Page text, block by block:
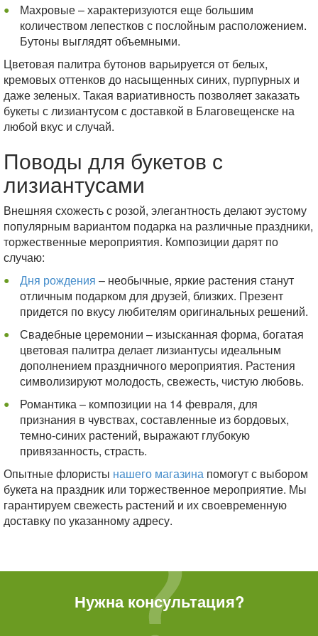
Махровые – характеризуются еще большим
количеством лепестков с послойным расположением.
Бутоны выглядят объемными.
Цветовая палитра бутонов варьируется от белых,
кремовых оттенков до насыщенных синих, пурпурных и
даже зеленых. Такая вариативность позволяет заказать
букеты с лизиантусом с доставкой в Благовещенске на
любой вкус и случай.
Поводы для букетов с
лизиантусами
Внешняя схожесть с розой, элегантность делают эустому
популярным вариантом подарка на различные праздники,
торжественные мероприятия. Композиции дарят по
случаю:
Дня рождения – необычные, яркие растения станут
отличным подарком для друзей, близких. Презент
придется по вкусу любителям оригинальных решений.
Свадебные церемонии – изысканная форма, богатая
цветовая палитра делает лизиантусы идеальным
дополнением праздничного мероприятия. Растения
символизируют молодость, свежесть, чистую любовь.
Романтика – композиции на 14 февраля, для
признания в чувствах, составленные из бордовых,
темно-синих растений, выражают глубокую
привязанность, страсть.
Опытные флористы нашего магазина помогут с выбором
букета на праздник или торжественное мероприятие. Мы
гарантируем свежесть растений и их своевременную
доставку по указанному адресу.
Нужна консультация?